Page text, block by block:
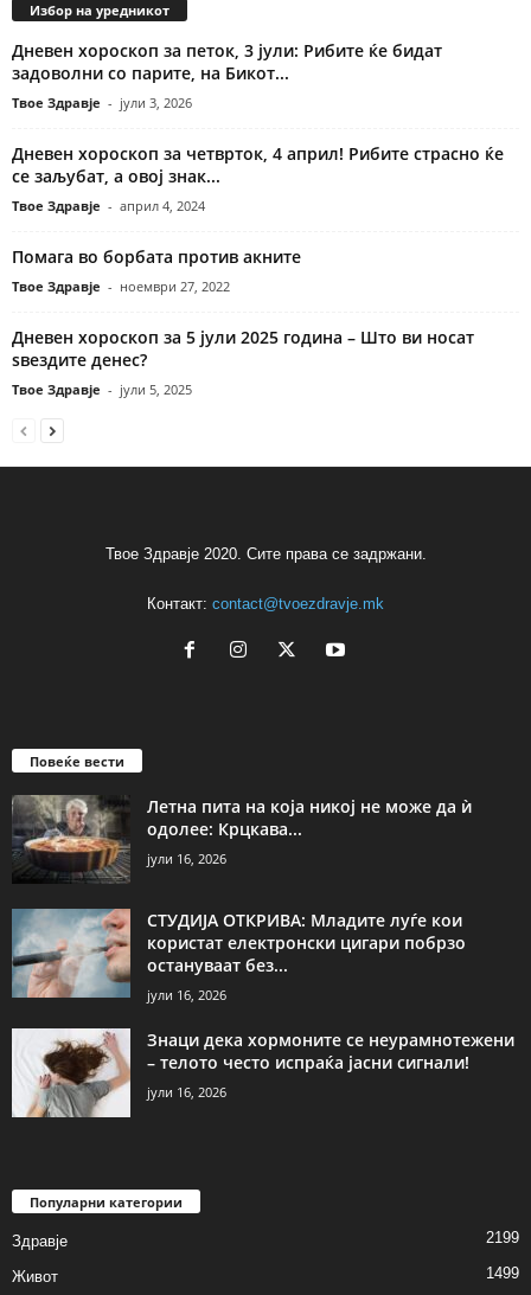
Избор на уредникот
Дневен хороскоп за петок, 3 јули: Рибите ќе бидат
задоволни со парите, на Бикот...
Твое Здравје - јули 3, 2026
Дневен хороскоп за четврток, 4 април! Рибите страсно ќе
се заљубат, а овој знак...
Твое Здравје - април 4, 2024
Помага во борбата против акните
Твое Здравје - ноември 27, 2022
Дневен хороскоп за 5 јули 2025 година – Што ви носат
ѕвездите денес?
Твое Здравје - јули 5, 2025
Твое Здравје 2020. Сите права се задржани.
Контакт: contact@tvoezdravje.mk
Повеќе вести
Летна пита на која никој не може да ѝ
одолее: Крцкава...
јули 16, 2026
СТУДИЈА ОТКРИВА: Младите луѓе кои
користат електронски цигари побрзо
остануваат без...
јули 16, 2026
Знаци дека хормоните се неурамнотежени
– телото често испраќа јасни сигнали!
јули 16, 2026
Популарни категории
Здравје 2199
Живот 1499